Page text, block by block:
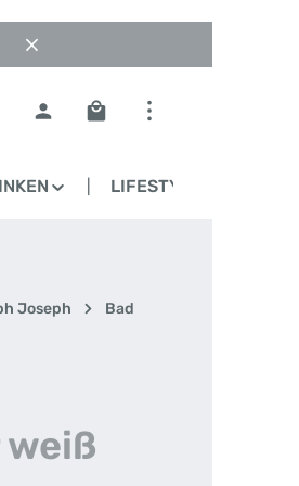
Warenkorb enthält 0
LIFESTYLE
Joseph Bad